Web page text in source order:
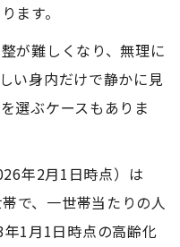
ます。
が難しくなり、無理に
い身内だけで静かに見
選ぶケースもありま
年2月1日時点）は
で、一世帯当たりの人
1月1日時点の高齢化